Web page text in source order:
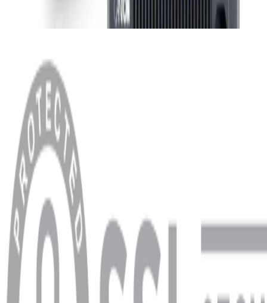
MENÜ
Anasayfa
Hakkımızda
Blog
MÜŞTERİ HİZMETLERİ
Hesabım
Sipariş Sorgulama
Banka Hesap Bilgileri
YARDIM VE DESTEK
Ödeme ve Teslimat Şartları
Garanti ve İade Şartları
info@dukkanhifi.com
0850 441 40 44